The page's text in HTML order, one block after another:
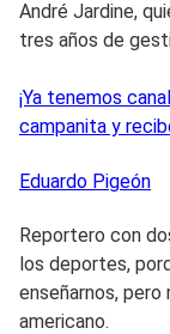
André Jardine,
tres años de
¡Ya tenemos
campanita y
Eduardo Pigeón
Reportero con
los deportes,
enseñarnos,
americano.